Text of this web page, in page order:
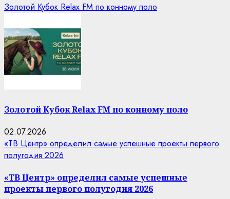
Золотой Кубок Relax FM по конному поло
Золотой Кубок Relax FM по конному поло
02.07.2026
«ТВ Центр» определил самые успешные проекты первого
полугодия 2026
«ТВ Центр» определил самые успешные
проекты первого полугодия 2026